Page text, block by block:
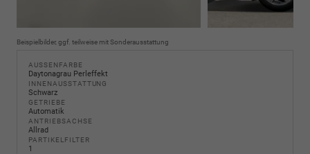
Beispielbilder, ggf. teilweise mit Sonderausstattung
AUSSENFARBE
Daytonagrau Perleffekt
INNENAUSSTATTUNG
Schwarz
GETRIEBE
Automatik
ANTRIEBSACHSE
Allrad
PARTIKELFILTER
1